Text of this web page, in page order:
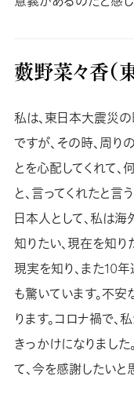
藪野菜々香（
私は、東日本大震災
ですが、その時、周
とを心配してくれて
と、言ってくれたと言
日本人として、私は海
知りたい、現在を知り
現実を知り、また10
も驚いています。不
ります。コロナ禍で、
きっかけになりました
て、今を感謝したいと